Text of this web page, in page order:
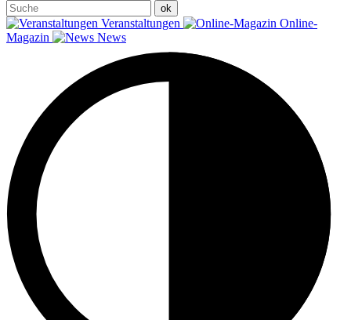
Veranstaltungen
Online-
Magazin
News